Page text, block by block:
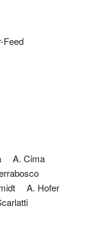
Feed
A. Cima
A. Hofer